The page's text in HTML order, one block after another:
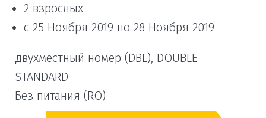
2 взрослых
с 25 Ноября 2019 по 28 Ноября 2019
двухместный номер (DBL), DOUBLE
STANDARD
Без питания (RO)